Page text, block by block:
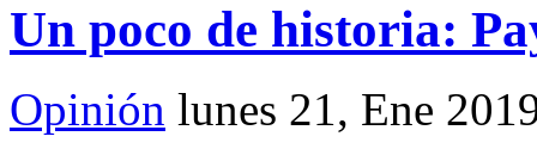
Un poco de historia:
Opinión lunes 21, Ene